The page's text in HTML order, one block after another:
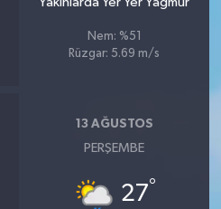
Nem: %51
Rüzgar: 5.69 m/s
13 AĞUSTOS
PERŞEMBE
27°